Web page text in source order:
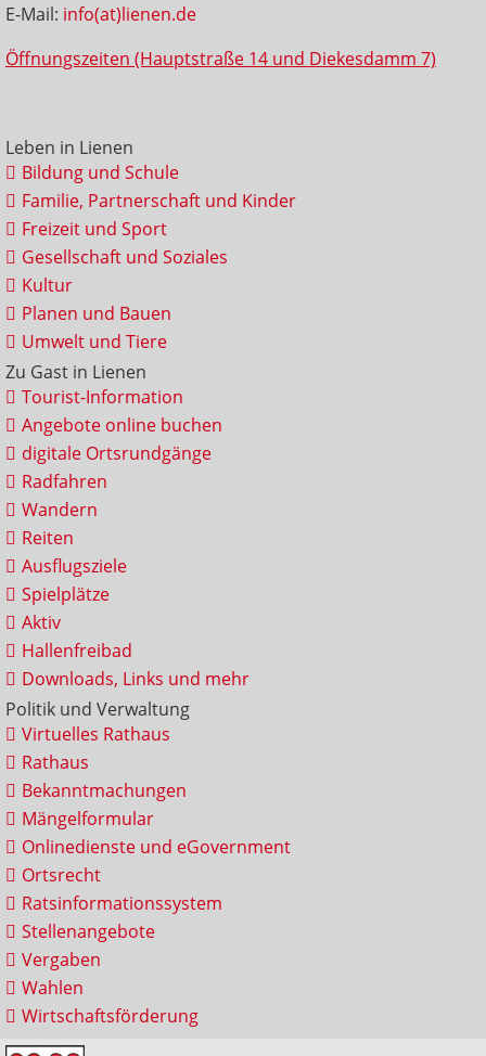
E-Mail: info(at)lienen.de
Öffnungszeiten (Hauptstraße 14 und Diekesdamm 7)
Leben in Lienen
Bildung und Schule
Familie, Partnerschaft und Kinder
Freizeit und Sport
Gesellschaft und Soziales
Kultur
Planen und Bauen
Umwelt und Tiere
Zu Gast in Lienen
Tourist-Information
Angebote online buchen
digitale Ortsrundgänge
Radfahren
Wandern
Reiten
Ausflugsziele
Spielplätze
Aktiv
Hallenfreibad
Downloads, Links und mehr
Politik und Verwaltung
Virtuelles Rathaus
Rathaus
Bekanntmachungen
Mängelformular
Onlinedienste und eGovernment
Ortsrecht
Ratsinformationssystem
Stellenangebote
Vergaben
Wahlen
Wirtschaftsförderung